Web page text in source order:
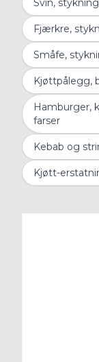
Svin,
Fjærkre,
Småfe,
Kjøttpålegg,
Hamburger,
farser
Kebab og
Kjøtt-